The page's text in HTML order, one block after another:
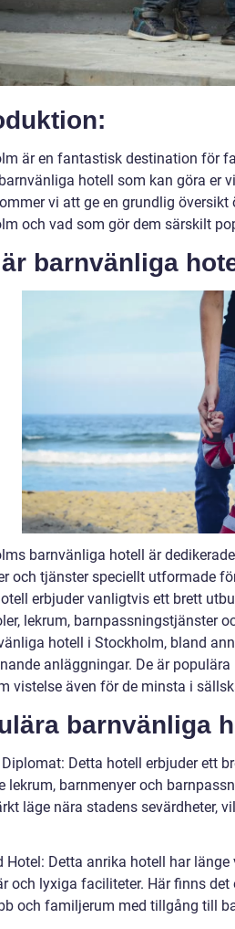
är en fantastisk destination för
hotell som kan göra er
vi att ge en grundlig
och vad som gör dem särskilt
barnvänliga
barnvänliga hotell är
och tjänster speciellt utformade
erbjuder vanligtvis ett brett
lekrum, barnpassningstjänster
hotell i Stockholm, bland
anläggningar. De är
vistelse även för de minsta i
barnvänliga
Detta hotell erbjuder ett
lekrum, barnmenyer och
läge nära stadens sevärdheter,
Hotel: Detta anrika hotell har
och lyxiga faciliteter. Här finns det
och familjerum med tillgång till